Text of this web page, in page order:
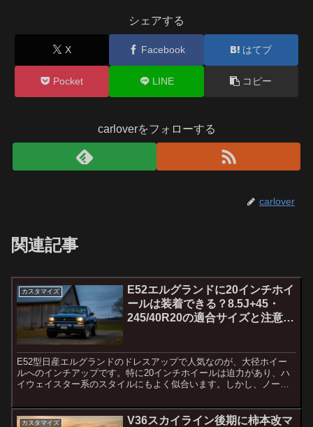
シェアする
X Facebook はてブ
Pocket LINE コピー
carloverをフォローする
carlover
関連記事
カスタマイズ
E52エルグランドに20インチホイ
ールは装着できる？8.5J+45・
245/40R20の適合サイズと注意点
E52型日産エルグランドのドレスアップで人気なのが、大径ホイー
ルへのインチアップです。特に20インチホイールは迫力があり、ハ
イウェイスター系のスタイルにもよく似合います。しかし、ノーマ
カスタマイズ
V36スカイライン後期に柿本改マ